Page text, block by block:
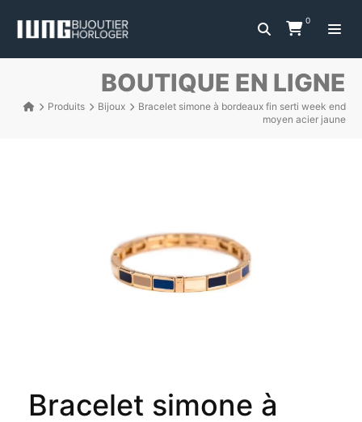
0
BOUTIQUE EN LIGNE
Produits Bijoux
Bracelet simone à bordeaux fin serti week end
moyen acier jaune
Bracelet simone à